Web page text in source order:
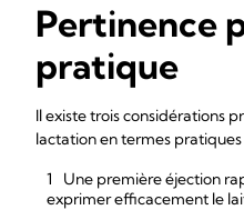
Pertinence
pratique
Il existe trois considérations
lactation en termes pratiques
Une première éjection
exprimer efficacement le